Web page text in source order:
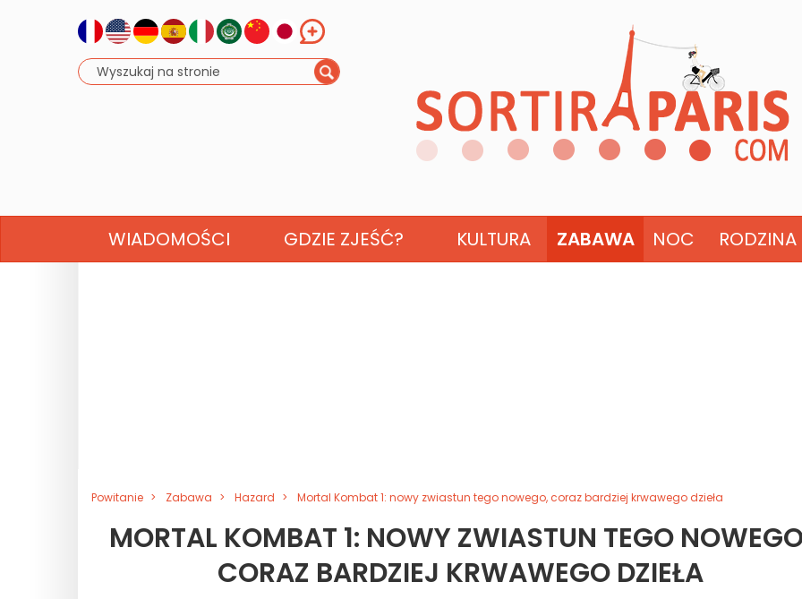
WIADOMOŚCI GDZIE ZJEŚĆ? KULTURA ZABAWA NOC RODZINA
Powitanie Zabawa Hazard Mortal Kombat 1: nowy zwiastun tego nowego, coraz bardziej krwawego dzieła
MORTAL KOMBAT 1: NOWY ZWIASTUN TEGO
CORAZ BARDZIEJ KRWAWEGO DZIEŁA